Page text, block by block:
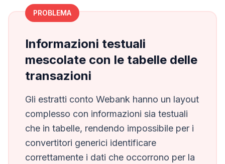
PROBLEMA
Informazioni testuali
mescolate con le tabelle delle
transazioni
Gli estratti conto Webank hanno un layout
complesso con informazioni sia testuali
che in tabelle, rendendo impossibile per i
convertitori generici identificare
correttamente i dati che occorrono per la